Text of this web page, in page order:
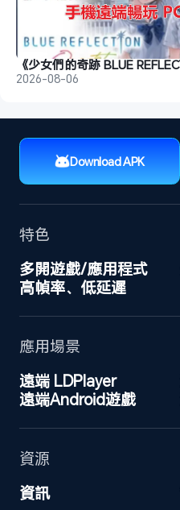
2026-08-06
Download APK
特色
多開遊戲/應用程式
高幀率、低延遲
應用場景
遠端 LDPlayer
遠端Android遊戲
資源
資訊